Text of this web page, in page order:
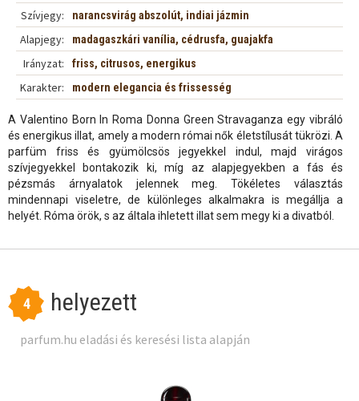
Szívjegy: narancsvirág abszolút, indiai jázmin
Alapjegy: madagaszkári vanília, cédrusfa, guajakfa
Irányzat: friss, citrusos, energikus
Karakter: modern elegancia és frissesség
A Valentino Born In Roma Donna Green Stravaganza egy vibráló
és energikus illat, amely a modern római nők életstílusát tükrözi. A
parfüm friss és gyümölcsös jegyekkel indul, majd virágos
szívjegyekkel bontakozik ki, míg az alapjegyekben a fás és
pézsmás árnyalatok jelennek meg. Tökéletes választás
mindennapi viseletre, de különleges alkalmakra is megállja a
helyét. Róma örök, s az általa ihletett illat sem megy ki a divatból.
4 helyezett
parfum.hu eladási és keresési lista alapján